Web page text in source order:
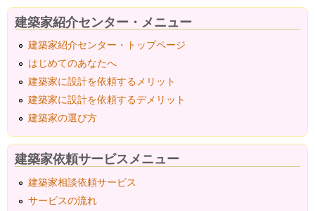
建築家紹介センター・メニュー
建築家紹介センター・トップページ
はじめてのあなたへ
建築家に設計を依頼するメリット
建築家に設計を依頼するデメリット
建築家の選び方
建築家依頼サービスメニュー
建築家相談依頼サービス
サービスの流れ